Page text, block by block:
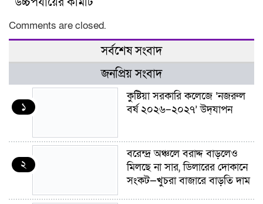
Comments are closed.
সর্বশেষ সংবাদ
জনপ্রিয় সংবাদ
১
কুষ্টিয়া সরকারি কলেজে ‘নজরুল
বর্ষ ২০২৬–২০২৭’ উদ্‌যাপন
২
বরেন্দ্র অঞ্চলে বরাদ্দ বাড়লেও
মিলছে না সার, ডিলারের দোকানে
সংকট—খুচরা বাজারে বাড়তি দাম